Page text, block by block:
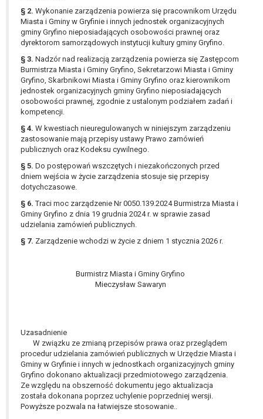
§ 2. Wykonanie zarządzenia powierza się pracownikom Urzędu
Miasta i Gminy w Gryfinie i innych jednostek organizacyjnych
gminy Gryfino nieposiadających osobowości prawnej oraz
dyrektorom samorządowych instytucji kultury gminy Gryfino.
§ 3. Nadzór nad realizacją zarządzenia powierza się Zastępcom
Burmistrza Miasta i Gminy Gryfino, Sekretarzowi Miasta i Gminy
Gryfino, Skarbnikowi Miasta i Gminy Gryfino oraz kierownikom
jednostek organizacyjnych gminy Gryfino nieposiadających
osobowości prawnej, zgodnie z ustalonym podziałem zadań i
kompetencji.
§ 4. W kwestiach nieuregulowanych w niniejszym zarządzeniu
zastosowanie mają przepisy ustawy Prawo zamówień
publicznych oraz Kodeksu cywilnego.
§ 5. Do postępowań wszczętych i niezakończonych przed
dniem wejścia w życie zarządzenia stosuje się przepisy
dotychczasowe.
§ 6. Traci moc zarządzenie Nr 0050.139.2024 Burmistrza Miasta i
Gminy Gryfino z dnia 19 grudnia 2024 r. w sprawie zasad
udzielania zamówień publicznych.
§ 7. Zarządzenie wchodzi w życie z dniem 1 stycznia 2026 r.
Burmistrz Miasta i Gminy Gryfino
Mieczysław Sawaryn
Uzasadnienie
W związku ze zmianą przepisów prawa oraz przeglądem
procedur udzielania zamówień publicznych w Urzędzie Miasta i
Gminy w Gryfinie i innych w jednostkach organizacyjnych gminy
Gryfino dokonano aktualizacji przedmiotowego zarządzenia.
Ze względu na obszerność dokumentu jego aktualizacja
została dokonana poprzez uchylenie poprzedniej wersji.
Powyższe pozwala na łatwiejsze stosowanie..
sprzeciwu, administrator nie może już
przetwarzać tych danych osobowych, chyba
że wykaże on istnienie ważnych prawnie
uzasadnionych podstaw do przetwarzania,
nadrzędnych wobec interesów, praw i
wolności osoby, której dane dotyczą, lub
podstaw do ustalenia, dochodzenia lub
obrony roszczeń.
W przypadku gdy przetwarzanie danych
osobowych odbywa się na podstawie zgody osoby
na przetwarzanie danych osobowych (art. 6 ust. 1
lit a RODO), przysługuje Pani/Panu prawo do
cofnięcia tej zgody w dowolnym momencie.
przetwarzania, którego dokonano na podstawie
zgody przed jej cofnięciem.
organu nadzorczego na niezgodne z prawem
przez administratora.
Organem właściwym do wniesienia skargi jest
dobrowolne albo jest wymogiem ustawowym lub
umownym.
Pani/Pana dane nie będą poddawane
zautomatyzowanemu podejmowaniu decyzji, w
tym również profilowaniu.